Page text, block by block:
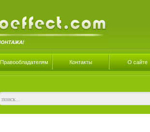
Правообладателям Контакты О сайте